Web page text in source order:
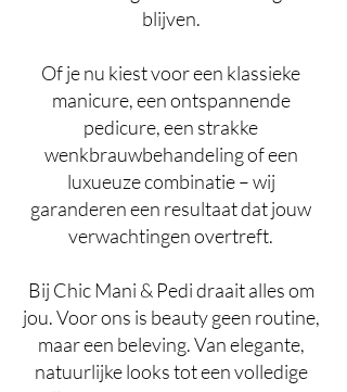
blijven.
Of je nu kiest voor een klassieke
manicure, een ontspannende
pedicure, een strakke
wenkbrauwbehandeling of een
luxueuze combinatie – wij
garanderen een resultaat dat jouw
verwachtingen overtreft.
Bij Chic Mani & Pedi draait alles om
jou. Voor ons is beauty geen routine,
maar een beleving. Van elegante,
natuurlijke looks tot een volledige